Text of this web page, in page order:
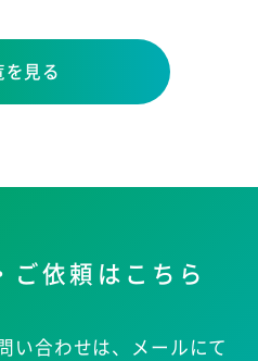
を見る
ご依頼はこちら
い合わせは、メールにて